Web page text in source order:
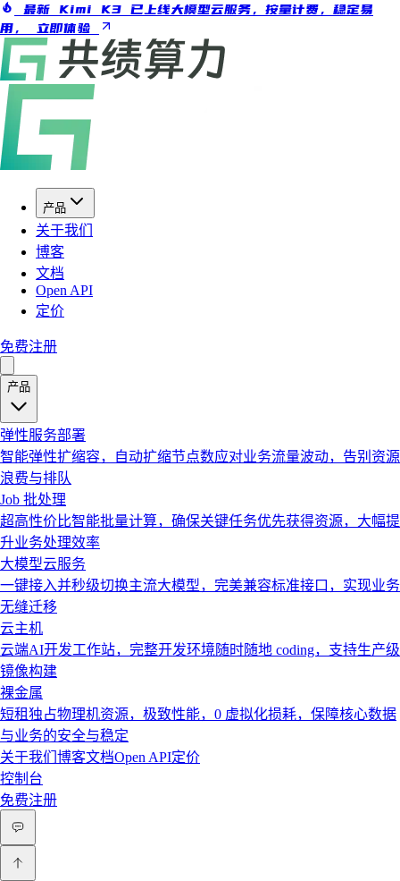
最新 Kimi K3 已上线大模型云服务，按量计费，稳定易
用， 立即体验
产品
关于我们
博客
文档
Open API
定价
免费注册
产品
弹性服务部署
智能弹性扩缩容，自动扩缩节点数应对业务流量波动，告别资源
浪费与排队
Job 批处理
超高性价比智能批量计算，确保关键任务优先获得资源，大幅提
升业务处理效率
大模型云服务
一键接入并秒级切换主流大模型，完美兼容标准接口，实现业务
无缝迁移
云主机
云端AI开发工作站，完整开发环境随时随地 coding，支持生产级
镜像构建
裸金属
短租独占物理机资源，极致性能，0 虚拟化损耗，保障核心数据
与业务的安全与稳定
关于我们 博客文档Open API定价
控制台
免费注册